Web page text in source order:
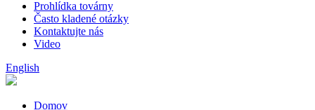
Prohlídka továrny
Často kladené otázky
Kontaktujte nás
Video
English
Domov